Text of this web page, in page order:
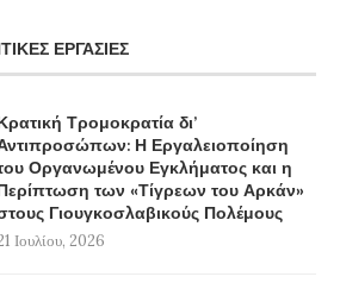
ΕΡΓΑΣΊΕΣ
Τρομοκρατία δι’
Η Εργαλειοποίηση
Οργανωμένου Εγκλήματος και η
των «Τίγρεων του Αρκάν»
Γιουγκοσλαβικούς Πολέμους
Ιουλίου, 2026